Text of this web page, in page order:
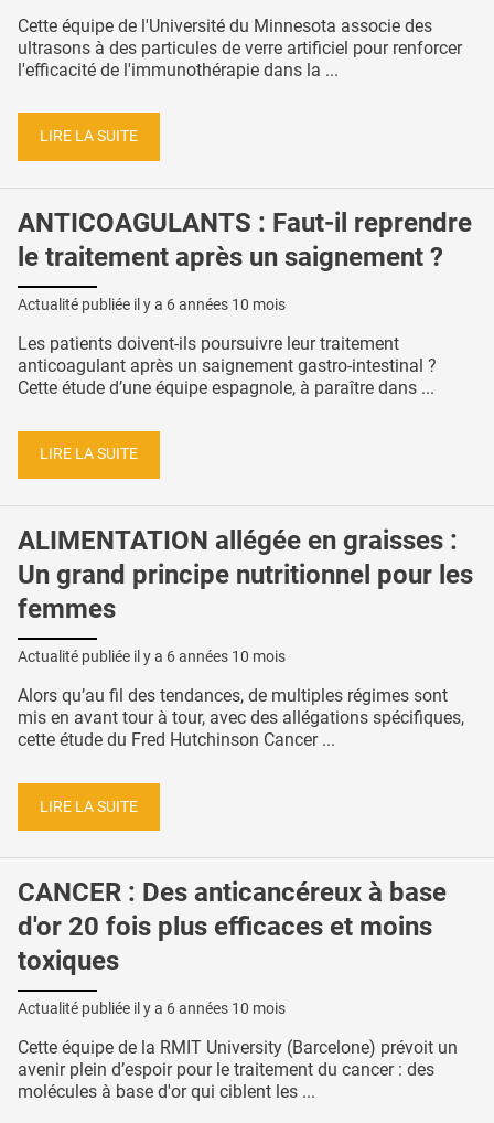
Cette équipe de l'Université du Minnesota associe des
ultrasons à des particules de verre artificiel pour renforcer
l'efficacité de l'immunothérapie dans la ...
LIRE LA SUITE
ANTICOAGULANTS : Faut-il reprendre
le traitement après un saignement ?
Actualité publiée il y a 6 années 10 mois
Les patients doivent-ils poursuivre leur traitement
anticoagulant après un saignement gastro-intestinal ?
Cette étude d’une équipe espagnole, à paraître dans ...
LIRE LA SUITE
ALIMENTATION allégée en graisses :
Un grand principe nutritionnel pour les
femmes
Actualité publiée il y a 6 années 10 mois
Alors qu’au fil des tendances, de multiples régimes sont
mis en avant tour à tour, avec des allégations spécifiques,
cette étude du Fred Hutchinson Cancer ...
LIRE LA SUITE
CANCER : Des anticancéreux à base
d'or 20 fois plus efficaces et moins
toxiques
Actualité publiée il y a 6 années 10 mois
Cette équipe de la RMIT University (Barcelone) prévoit un
avenir plein d’espoir pour le traitement du cancer : des
molécules à base d'or qui ciblent les ...